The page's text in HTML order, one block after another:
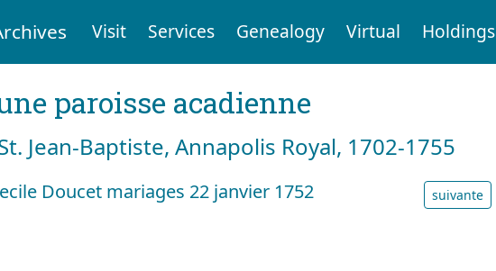
Visit Services Genealogy Virtual Holdings
paroisse acadienne
Jean-Baptiste, Annapolis Royal, 1702-1755
Doucet mariages 22 janvier 1752 suivante